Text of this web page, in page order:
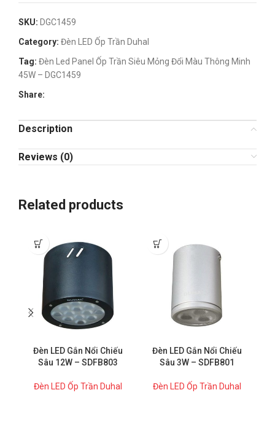
SKU: DGC1459
Category: Đèn LED Ốp Trần Duhal
Tag: Đèn Led Panel Ốp Trần Siêu Mỏng Đổi Màu Thông Minh
45W – DGC1459
Share:
Description
Reviews (0)
Related products
Đèn LED Gắn Nổi Chiếu
Sâu 12W – SDFB803
Đèn LED Ốp Trần Duhal
Đèn LED Gắn Nổi Chiếu
Sâu 3W – SDFB801
Đèn LED Ốp Trần Duhal